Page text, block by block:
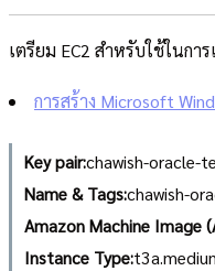
เตรียม EC2 สำหรับใช้ในกา
การสร้าง Microsoft
Key pair:chawish-oracle-
Name & Tags:chawish-
Amazon Machine Image
Instance Type: